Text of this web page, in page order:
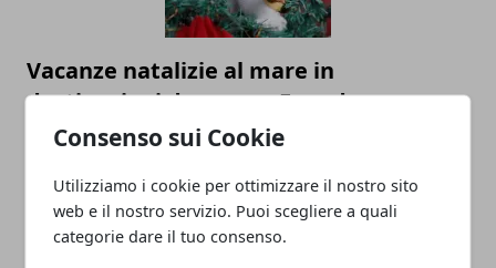
Consenso sui Cookie
Utilizziamo i cookie per ottimizzare il nostro sito
web e il nostro servizio. Puoi scegliere a quali
categorie dare il tuo consenso.
Vacanze natalizie al mare in
destinazioni da sogno. Ecco dove
prenotare!